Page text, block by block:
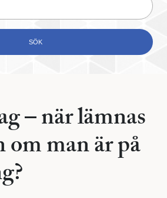
– när lämnas
om man är på